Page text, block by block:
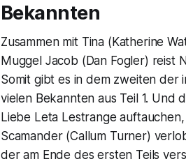
Bekannten
Zusammen mit Tina (Katherine
Muggel Jacob (Dan Fogler) reist
Somit gibt es in dem zweiten der
vielen Bekannten aus Teil 1. Und
Liebe Leta Lestrange
Scamander (Callum Turner)
der am Ende des ersten Teils